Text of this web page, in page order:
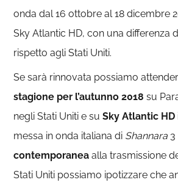
onda dal 16 ottobre al 18 dicembre
Sky Atlantic HD, con una differenza
rispetto agli Stati Uniti.
Se sarà rinnovata possiamo
stagione per l’autunno 2018 su
negli Stati Uniti e suSky Atlantic HD
messa in onda italiana di Shannara 3
contemporanea alla trasmissione
Stati Uniti possiamo ipotizzare che